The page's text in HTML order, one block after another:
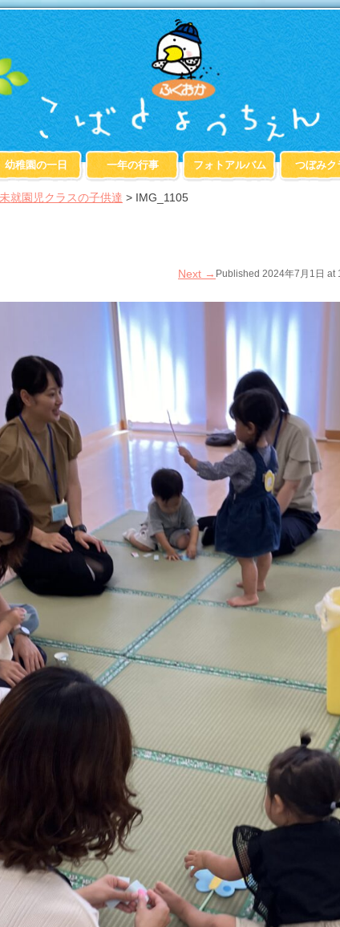
幼稚園の一日 一年の行事 フォトアルバム つぼみク
就園児クラスの子供達 > IMG_1105
Published 2024年7月1日 at
Next →